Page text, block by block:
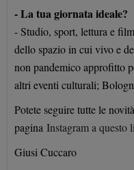
- La tua giornata ideale?
- Studio, sport, lettura e
dello spazio in cui vivo e
non pandemico approfitto
altri eventi culturali;
Potete seguire tutte le
pagina Instagram a questo
Giusi Cuccaro